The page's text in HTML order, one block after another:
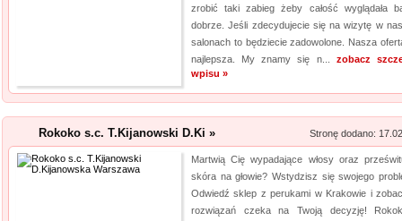
laserowa jest powszechna.
zrobić taki zabieg żeby całość wyglądała
dobrze. Jeśli zdecydujecie się na wizytę w
salonach to będziecie zadowolone. Nasza
najlepsza. My znamy się n... zobacz
wpisu »
Rokoko s.c. T.Kijanowski D.Ki » Stronę dodano:
Martwią Cię wypadające włosy oraz
skóra na głowie? Wstydzisz się swojego
Odwiedź sklep z perukami w Krakowie i
rozwiązań czeka na Twoją decyzję!